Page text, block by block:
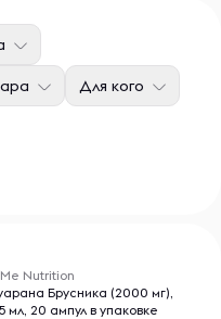
Для кого
Товары для 18+ лет
Nutrition
Брусника (2000 мг),
мл, 20 ампул в упаковке